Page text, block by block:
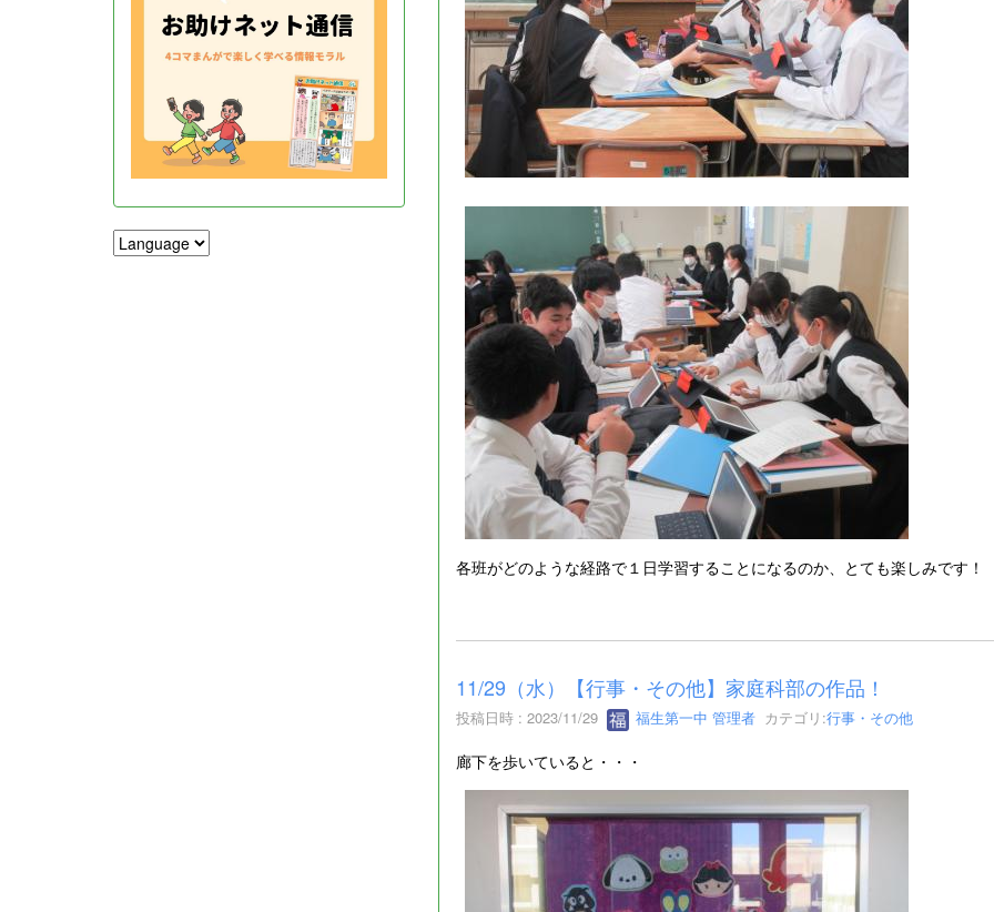
各班がどのような経路で１日学習することになるのか、とても楽しみです！
11/29（水）【行事・その他】家庭科部の作品！
投稿日時 : 2023/11/29 福生第一中 管理者カテゴリ:行事・その他
廊下を歩いていると・・・